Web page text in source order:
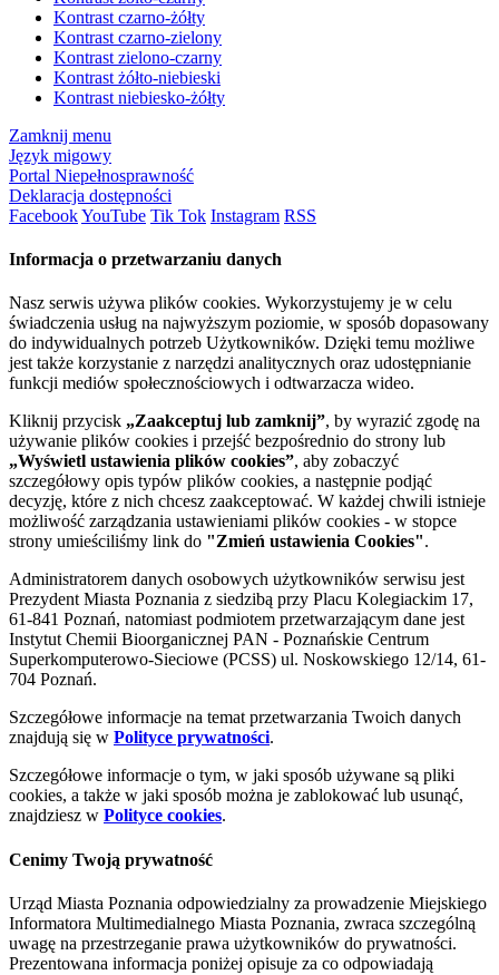
Kontrast czarno-żółty
Kontrast czarno-zielony
Kontrast zielono-czarny
Kontrast żółto-niebieski
Kontrast niebiesko-żółty
Zamknij menu
Język migowy
Portal Niepełnosprawność
Deklaracja dostępności
FacebookYouTube Tik Tok Instagram RSS
Informacja o przetwarzaniu danych
Nasz serwis używa plików cookies. Wykorzystujemy je w celu
świadczenia usług na najwyższym poziomie, w sposób dopasowany
do indywidualnych potrzeb Użytkowników. Dzięki temu możliwe
jest także korzystanie z narzędzi analitycznych oraz udostępnianie
funkcji mediów społecznościowych i odtwarzacza wideo.
Kliknij przycisk „Zaakceptuj lub zamknij”, by wyrazić zgodę na
używanie plików cookies i przejść bezpośrednio do strony lub
„Wyświetl ustawienia plików cookies”, aby zobaczyć
szczegółowy opis typów plików cookies, a następnie podjąć
decyzję, które z nich chcesz zaakceptować. W każdej chwili istnieje
możliwość zarządzania ustawieniami plików cookies - w stopce
strony umieściliśmy link do "Zmień ustawienia Cookies".
Administratorem danych osobowych użytkowników serwisu jest
Prezydent Miasta Poznania z siedzibą przy Placu Kolegiackim 17,
61-841 Poznań, natomiast podmiotem przetwarzającym dane jest
Instytut Chemii Bioorganicznej PAN - Poznańskie Centrum
Superkomputerowo-Sieciowe (PCSS) ul. Noskowskiego 12/14, 61-
704 Poznań.
Szczegółowe informacje na temat przetwarzania Twoich danych
znajdują się w Polityce prywatności.
Szczegółowe informacje o tym, w jaki sposób używane są pliki
cookies, a także w jaki sposób można je zablokować lub usunąć,
znajdziesz w Polityce cookies.
Cenimy Twoją prywatność
Urząd Miasta Poznania odpowiedzialny za prowadzenie Miejskiego
Informatora Multimedialnego Miasta Poznania, zwraca szczególną
uwagę na przestrzeganie prawa użytkowników do prywatności.
Prezentowana informacja poniżej opisuje za co odpowiadają